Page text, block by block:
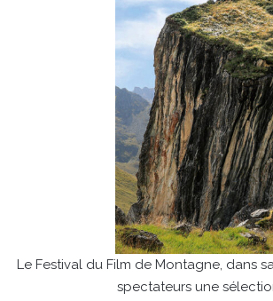
Le Festival du Film de Montagne, dans
spectateurs une